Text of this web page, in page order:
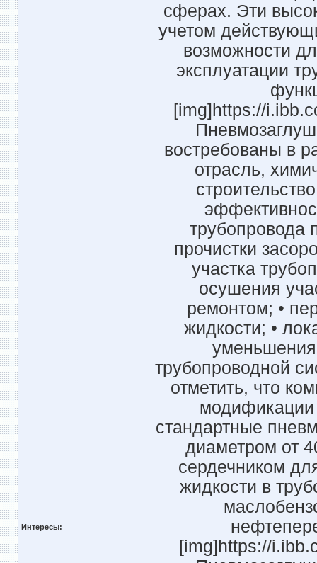
Интересы:
сферах. Эти
учетом
возможности
эксплуатации
[img]https://
востребованы в
отрасль,
трубопровода
прочистки
участка
осушения
ремонтом; •
жидкости; •
уменьшения
трубопроводной
отметить, что
модификации
стандартные
диаметром от
сердечником
жидкости в
[img]https://